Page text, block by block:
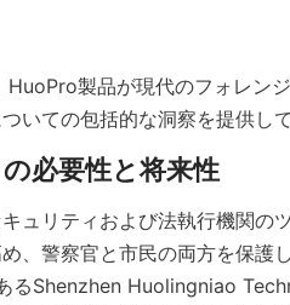
HuoPro製品が現代のフォレン
ュリティおよび法執行機関の
、警察官と市民の両方を保護
るShenzhen Huolingniao